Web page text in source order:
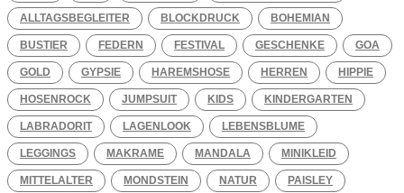
ALLTAGSBEGLEITER BLOCKDRUCK BOHEMIAN
BUSTIER FEDERN FESTIVAL GESCHENKE GOA
GOLD GYPSIE HAREMSHOSE HERREN HIPPIE
HOSENROCK JUMPSUIT KIDS KINDERGARTEN
LABRADORIT LAGENLOOK LEBENSBLUME
LEGGINGS MAKRAME MANDALA MINIKLEID
MITTELALTER MONDSTEIN NATUR PAISLEY